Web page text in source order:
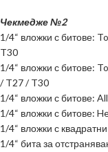
Чекмедже№2
1/4“ вложки с битове:
T30
1/4“ вложки с битове:
/ T27 / T30
1/4“ вложки с битове:
1/4“ вложки с битове:
1/4“ вложки с
1/4“ бита за